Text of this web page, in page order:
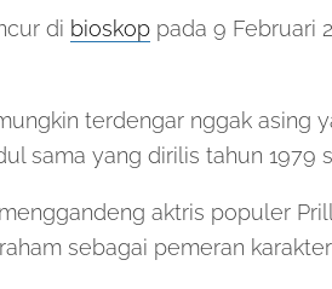
di bioskop pada 9 Februari
terdengar nggak asing
sama yang dirilis tahun 1979
aktris populer
sebagai pemeran